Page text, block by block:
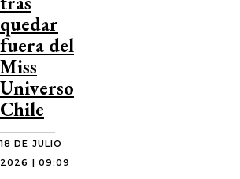
quedar
fuera del
Miss
Universo
Chile
18 DE JULIO
2026 | 09:09